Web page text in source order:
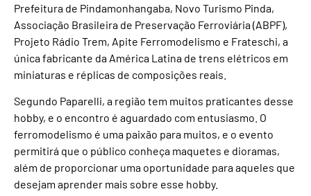
Prefeitura de Pindamonhangaba, Novo Turismo Pinda,
Associação Brasileira de Preservação Ferroviária (ABPF),
Projeto Rádio Trem, Apite Ferromodelismo e Frateschi, a
única fabricante da América Latina de trens elétricos em
miniaturas e réplicas de composições reais.
Segundo Paparelli, a região tem muitos praticantes desse
hobby, e o encontro é aguardado com entusiasmo. O
ferromodelismo é uma paixão para muitos, e o evento
permitirá que o público conheça maquetes e dioramas,
além de proporcionar uma oportunidade para aqueles que
desejam aprender mais sobre esse hobby.